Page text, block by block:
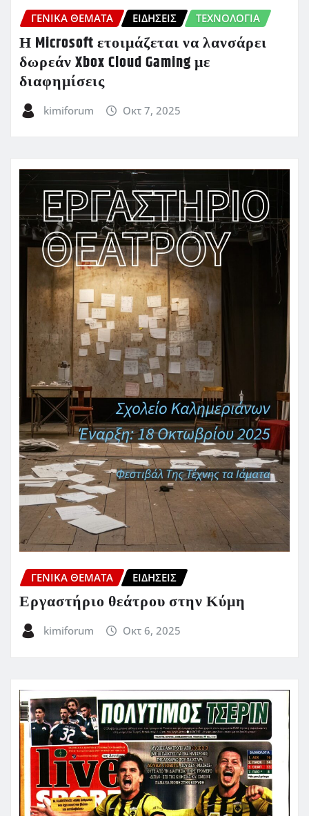
ΓΕΝΙΚΑ ΘΕΜΑΤΑ ΕΙΔΗΣΕΙΣ ΤΕΧΝΟΛΟΓΙΑ
Η Microsoft ετοιμάζεται να λανσάρει
δωρεάν Xbox Cloud Gaming με
διαφημίσεις
kimiforum Οκτ 7, 2025
ΓΕΝΙΚΑ ΘΕΜΑΤΑ ΕΙΔΗΣΕΙΣ
Εργαστήριο θεάτρου στην Κύμη
kimiforum Οκτ 6, 2025